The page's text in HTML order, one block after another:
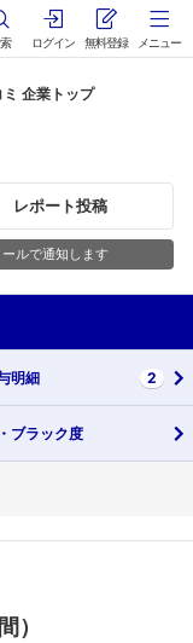
ログイン 無料登録 メニュー
企業トップ
レポート投稿
ルで通知します
明細 2
ブラック度
）